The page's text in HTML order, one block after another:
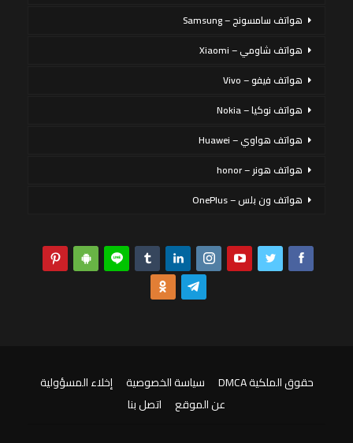
هواتف سامسونج – Samsung
هواتف شاومي – Xiaomi
هواتف فيفو – Vivo
هواتف نوكيا – Nokia
هواتف هواوي – Huawei
هواتف هونر – honor
هواتف ون بلس – OnePlus
حقوق الملكية DMCA سياسة الخصوصية
إخلاء المسؤولية
عن الموقع
اتصل بنا